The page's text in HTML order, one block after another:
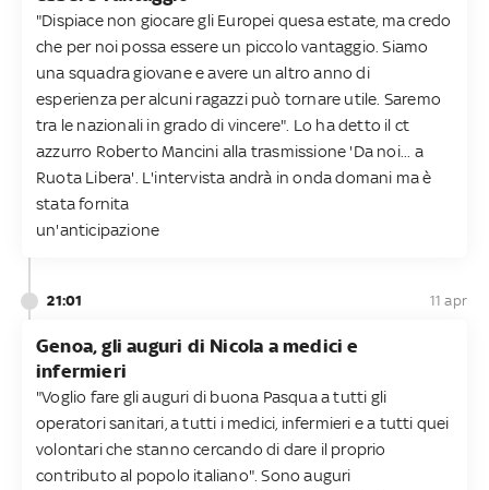
"Dispiace non giocare gli Europei quesa estate, ma credo
che per noi possa essere un piccolo vantaggio. Siamo
una squadra giovane e avere un altro anno di
esperienza per alcuni ragazzi può tornare utile. Saremo
tra le nazionali in grado di vincere". Lo ha detto il ct
azzurro Roberto Mancini alla trasmissione 'Da noi... a
Ruota Libera'. L'intervista andrà in onda domani ma è
stata fornita
un'anticipazione
21:01 11 apr
Genoa, gli auguri di Nicola a medici e
infermieri
"Voglio fare gli auguri di buona Pasqua a tutti gli
operatori sanitari, a tutti i medici, infermieri e a tutti quei
volontari che stanno cercando di dare il proprio
contributo al popolo italiano". Sono auguri